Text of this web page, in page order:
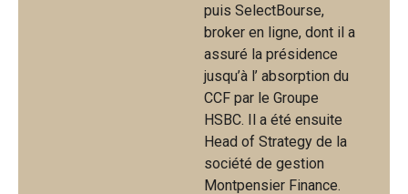
puis SelectBourse,
broker en ligne, dont il a
assuré la présidence
jusqu’à l’ absorption du
CCF par le Groupe
HSBC. Il a été ensuite
Head of Strategy de la
société de gestion
Montpensier Finance.